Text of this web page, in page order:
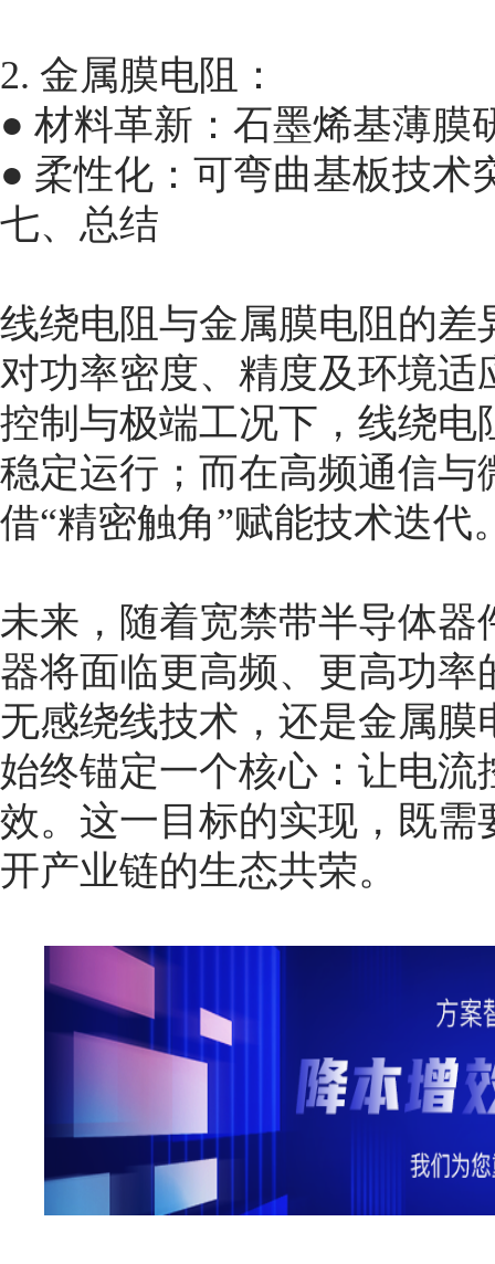
2. 金属膜电阻：
● 材料革新：石墨烯基薄膜
● 柔性化：可弯曲基板技术
七、总结
线绕电阻与金属膜电阻的
对功率密度、精度及环境
控制与极端工况下，线绕电
稳定运行；而在高频通信
借“精密触角”赋能技术迭代
未来，随着宽禁带半导体器
器将面临更高频、更高功
无感绕线技术，还是金属
始终锚定一个核心：让电
效。这一目标的实现，既
开产业链的生态共荣。